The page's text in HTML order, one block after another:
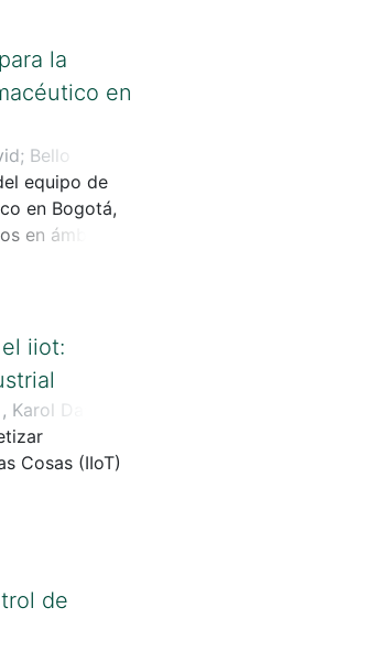
la
en
; Bello
equipo de
en Bogotá,
en ámbitos
iiot:
Karol Dayana
Cosas (IIoT)
de